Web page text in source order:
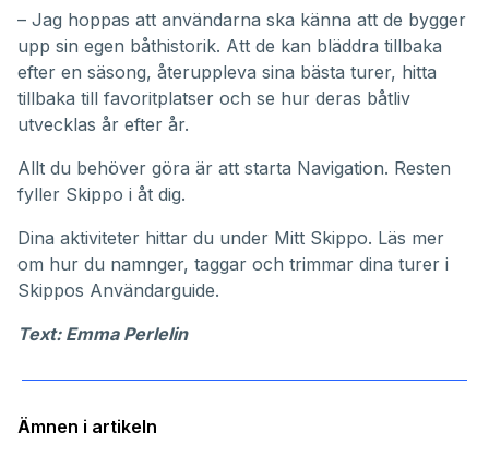
– Jag hoppas att användarna ska känna att de bygger
upp sin egen båthistorik. Att de kan bläddra tillbaka
efter en säsong, återuppleva sina bästa turer, hitta
tillbaka till favoritplatser och se hur deras båtliv
utvecklas år efter år.
Allt du behöver göra är att starta Navigation. Resten
fyller Skippo i åt dig.
Dina aktiviteter hittar du under Mitt Skippo. Läs mer
om hur du namnger, taggar och trimmar dina turer i
Skippos Användarguide.
Text: Emma Perlelin
Ämnen i artikeln